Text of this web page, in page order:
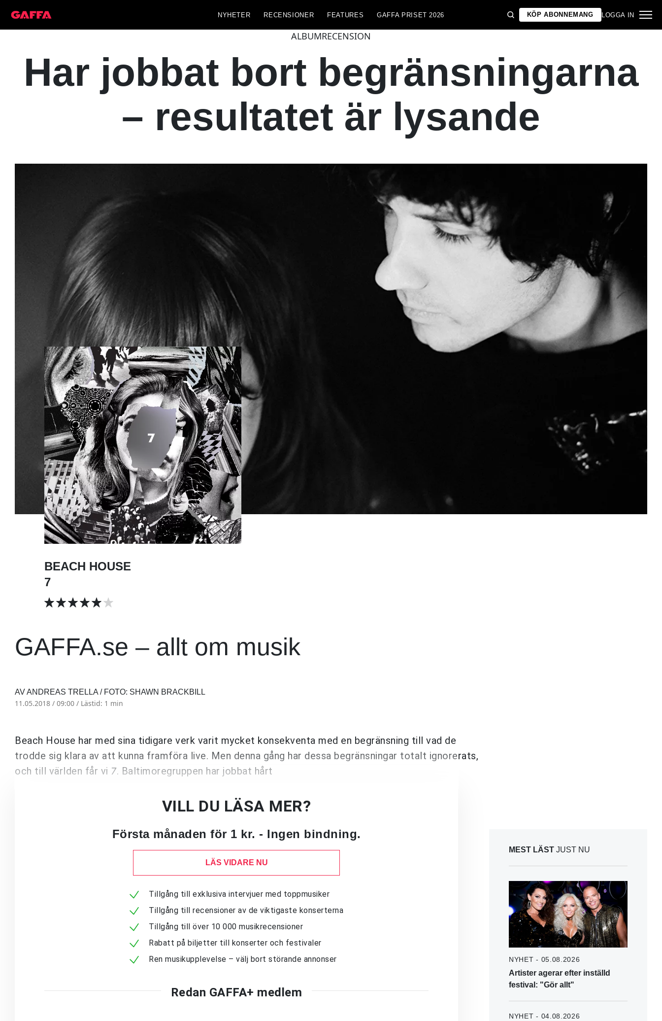
NYHETER RECENSIONER FEATURES GAFFA PRISET 2026 KÖP ABONNEMANG LOGGA IN
ALBUMRECENSION
Har jobbat bort begränsningarna
– resultatet är lysande
BEACH HOUSE
7
GAFFA.se – allt om musik
AV ANDREAS TRELLA / FOTO: SHAWN BRACKBILL
11.05.2018 / 09:00 / Lästid: 1 min
Beach House har med sina tidigare verk varit mycket konsekventa med en begränsning till vad de
trodde sig klara av att kunna framföra live. Men denna gång har dessa begränsningar totalt ignorerats,
och till världen får vi 7. Baltimoregruppen har jobbat hårt
VILL DU LÄSA MER?
Första månaden för 1 kr. - Ingen bindning.
LÄS VIDARE NU
Tillgång till exklusiva intervjuer med toppmusiker
Tillgång till recensioner av de viktigaste konserterna
Tillgång till över 10 000 musikrecensioner
Rabatt på biljetter till konserter och festivaler
Ren musikupplevelse – välj bort störande annonser
Redan GAFFA+ medlem
MEST LÄST JUST NU
NYHET - 05.08.2026
Artister agerar efter inställd
festival: "Gör allt"
NYHET - 04.08.2026